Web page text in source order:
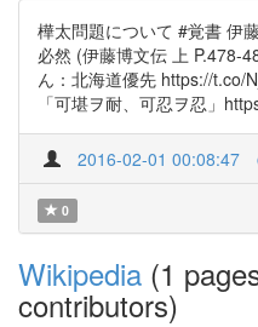
樺太問題について #覚書 伊
必然 (伊藤博文伝 上 P.478-
ん：北海道優先 https://t.co/
「可堪ヲ耐、可忍ヲ忍」
2016-02-01 00:08:47
0
Wikipedia (1
contributors)